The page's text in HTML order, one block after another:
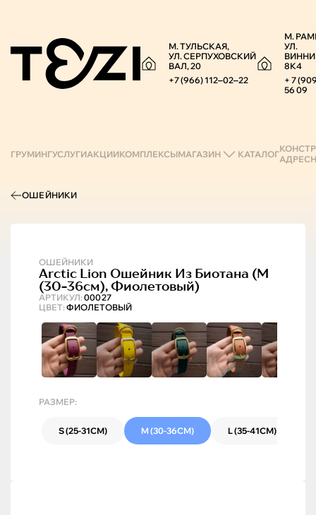
М. ТУЛЬСКАЯ,
УЛ. СЕРПУХОВСКИЙ
ВАЛ, 20
+7 (966) 112‒02‒22
М.
УЛ.
8К4
+ 7
56 09
ГРУМИНГУСЛУГИАКЦИИКОМПЛЕКСЫМАГАЗИН КАТАЛОГ
ОШЕЙНИКИ
ОШЕЙНИКИ
АРТИКУЛ: 00027
Arctic Lion Ошейник Из Биотана (m
(30-36см), Фиолетовый)
ЦВЕТ: ФИОЛЕТОВЫЙ
РАЗМЕР:
S (25-31СМ) M (30-36СМ) L (35-41СМ)